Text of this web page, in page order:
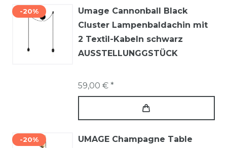
-20%
Umage Cannonball Black
Cluster Lampenbaldachin mit
2 Textil-Kabeln schwarz
AUSSTELLUNGGSTÜCK
59,00 € *
-20%
UMAGE Champagne Table